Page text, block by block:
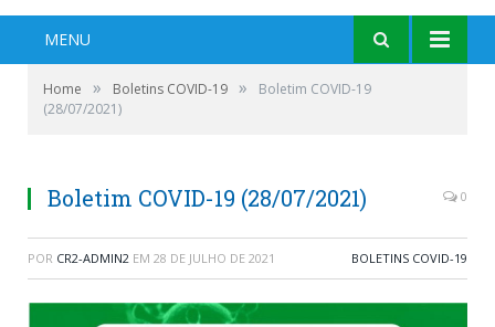
MENU
Home » Boletins COVID-19 »
Boletim COVID-19
(28/07/2021)
Boletim COVID-19 (28/07/2021) 0
POR CR2-ADMIN2 EM 28 DE JULHO DE 2021 BOLETINS COVID-19